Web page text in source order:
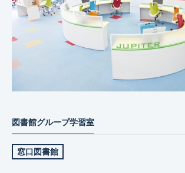
図書館グループ学習室
窓口図書館